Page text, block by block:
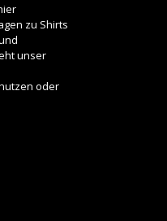
zu Shirts
unser
oder